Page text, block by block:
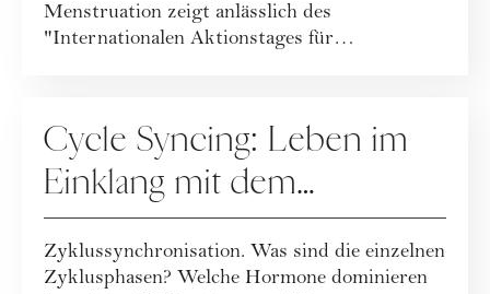
Menstruation zeigt anlässlich des
"Internationalen Aktionstages für
Cycle Syncing: Leben im
Einklang mit dem
weiblichen Zyklus
Zyklussynchronisation. Was sind die einzelnen
Zyklusphasen? Welche Hormone dominieren